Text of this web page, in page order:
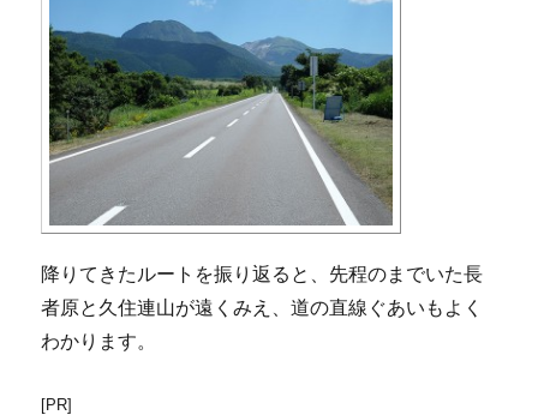
降りてきたルートを振り返ると、先程のまでいた長
者原と久住連山が遠くみえ、道の直線ぐあいもよく
わかります。
[PR]